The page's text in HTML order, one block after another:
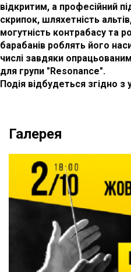
відкритим, а професійний
скрипок, шляхетність
могутність контрабасу та
барабанів роблять його
числі завдяки
для групи "Resonance".
Подія відбудеться згідно
Галерея